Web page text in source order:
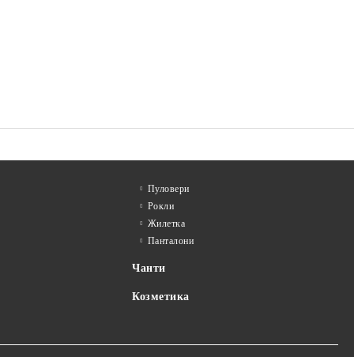
Пуловери
Рокли
Жилетка
Панталони
Чанти
Козметика